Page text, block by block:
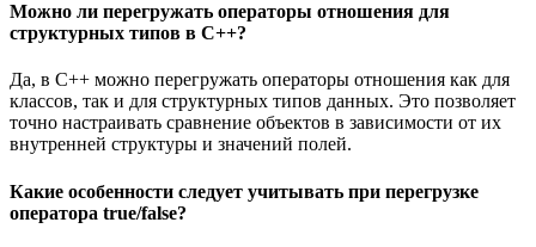
Можно ли перегружать операторы отношения для
структурных типов в C++?
Да, в C++ можно перегружать операторы отношения как для
классов, так и для структурных типов данных. Это позволяет
точно настраивать сравнение объектов в зависимости от их
внутренней структуры и значений полей.
Какие особенности следует учитывать при перегрузке
оператора true/false?